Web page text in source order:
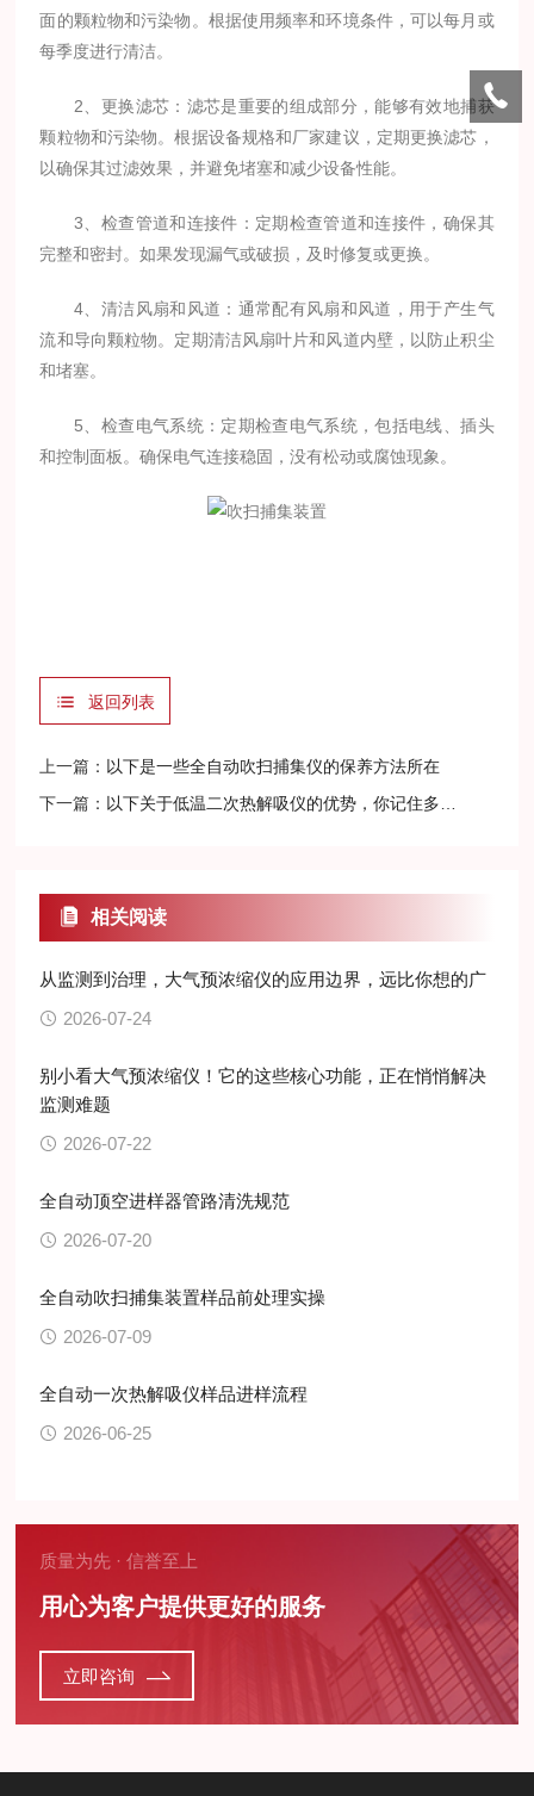
面的颗粒物和污染物。根据使用频率和环境条件，可以每月或
每季度进行清洁。
2、更换滤芯：滤芯是重要的组成部分，能够有效地捕获
颗粒物和污染物。根据设备规格和厂家建议，定期更换滤芯，
以确保其过滤效果，并避免堵塞和减少设备性能。
3、检查管道和连接件：定期检查管道和连接件，确保其
完整和密封。如果发现漏气或破损，及时修复或更换。
4、清洁风扇和风道：通常配有风扇和风道，用于产生气
流和导向颗粒物。定期清洁风扇叶片和风道内壁，以防止积尘
和堵塞。
5、检查电气系统：定期检查电气系统，包括电线、插头
和控制面板。确保电气连接稳固，没有松动或腐蚀现象。
返回列表
上一篇： 以下是一些全自动吹扫捕集仪的保养方法所在
下一篇： 以下关于低温二次热解吸仪的优势，你记住多少呢？
相关阅读
从监测到治理，大气预浓缩仪的应用边界，远比你想的广
2026-07-24
别小看大气预浓缩仪！它的这些核心功能，正在悄悄解决
监测难题
2026-07-22
全自动顶空进样器管路清洗规范
2026-07-20
全自动吹扫捕集装置样品前处理实操
2026-07-09
全自动一次热解吸仪样品进样流程
2026-06-25
质量为先 · 信誉至上
用心为客户提供更好的服务
立即咨询